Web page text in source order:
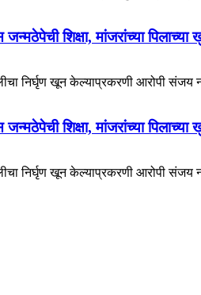
शिक्षा, मांजरांच्या पिलाच्या
निर्घृण खून केल्याप्रकरणी आरोपी संजय
शिक्षा, मांजरांच्या पिलाच्या
निर्घृण खून केल्याप्रकरणी आरोपी संजय